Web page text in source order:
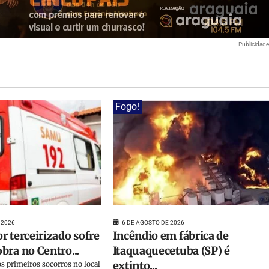
Publicidade
2026
terceirizado sofre
no Centro...
primeiros socorros no local
Fogo!
6 DE AGOSTO DE 2026
Incêndio em fábrica de
Itaquaquecetuba (SP) é
extinto...